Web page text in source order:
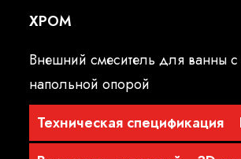
ХРОМ
Внешний смеситель для ванны
напольной опорой
Техническая спецификация